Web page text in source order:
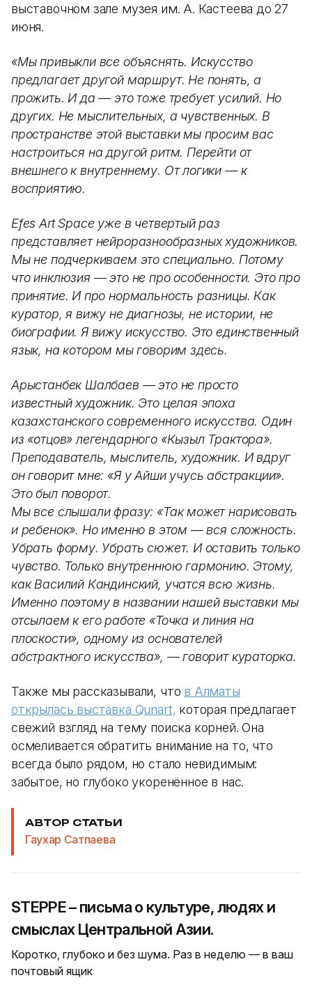
выставочном зале музея им. А. Кастеева до 27
июня.
«Мы привыкли все объяснять. Искусство
предлагает другой маршрут. Не понять, а
прожить. И да — это тоже требует усилий. Но
других. Не мыслительных, а чувственных. В
пространстве этой выставки мы просим вас
настроиться на другой ритм. Перейти от
внешнего к внутреннему. От логики — к
восприятию.
Efes Art Space уже в четвертый раз
представляет нейроразнообразных художников.
Мы не подчеркиваем это специально. Потому
что инклюзия — это не про особенности. Это про
принятие. И про нормальность разницы. Как
куратор, я вижу не диагнозы, не истории, не
биографии. Я вижу искусство. Это единственный
язык, на котором мы говорим здесь.
Арыстанбек Шалбаев — это не просто
известный художник. Это целая эпоха
казахстанского современного искусства. Один
из «отцов» легендарного «Кызыл Трактора».
Преподаватель, мыслитель, художник. И вдруг
он говорит мне: «Я у Айши учусь абстракции».
Это был поворот.
Мы все слышали фразу: «Так может нарисовать
и ребенок». Но именно в этом — вся сложность.
Убрать форму. Убрать сюжет. И оставить только
чувство. Только внутреннюю гармонию. Этому,
как Василий Кандинский, учатся всю жизнь.
Именно поэтому в названии нашей выставки мы
отсылаем к его работе «Точка и линия на
плоскости», одному из основателей
абстрактного искусства», — говорит кураторка.
Также мы рассказывали, что в Алматы
открылась выставка Qunart, которая предлагает
свежий взгляд на тему поиска корней. Она
осмеливается обратить внимание на то, что
всегда было рядом, но стало невидимым:
забытое, но глубоко укоренённое в нас.
АВТОР СТАТЬИ
Гаухар Сатпаева
STEPPE – письма о культуре, людях и
смыслах Центральной Азии.
Коротко, глубоко и без шума. Раз в неделю — в ваш
почтовый ящик